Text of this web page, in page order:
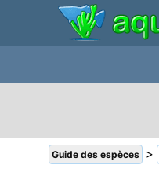
Guide des espèces >